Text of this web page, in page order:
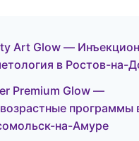
Art Glow —
в Ростов-на-
Premium Glow —
программы
на-Амуре